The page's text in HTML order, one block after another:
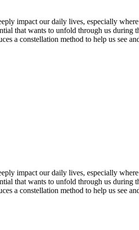
impact our daily lives, especially
that wants to unfold through us during
a constellation method to help us see
impact our daily lives, especially
that wants to unfold through us during
a constellation method to help us see